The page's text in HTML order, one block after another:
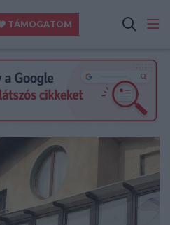
TÁMOGATOM